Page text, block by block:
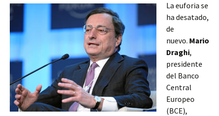
La euforia se
ha desatado,
de
nuevo. Mario
Draghi,
presidente
del Banco
Central
Europeo
(BCE),